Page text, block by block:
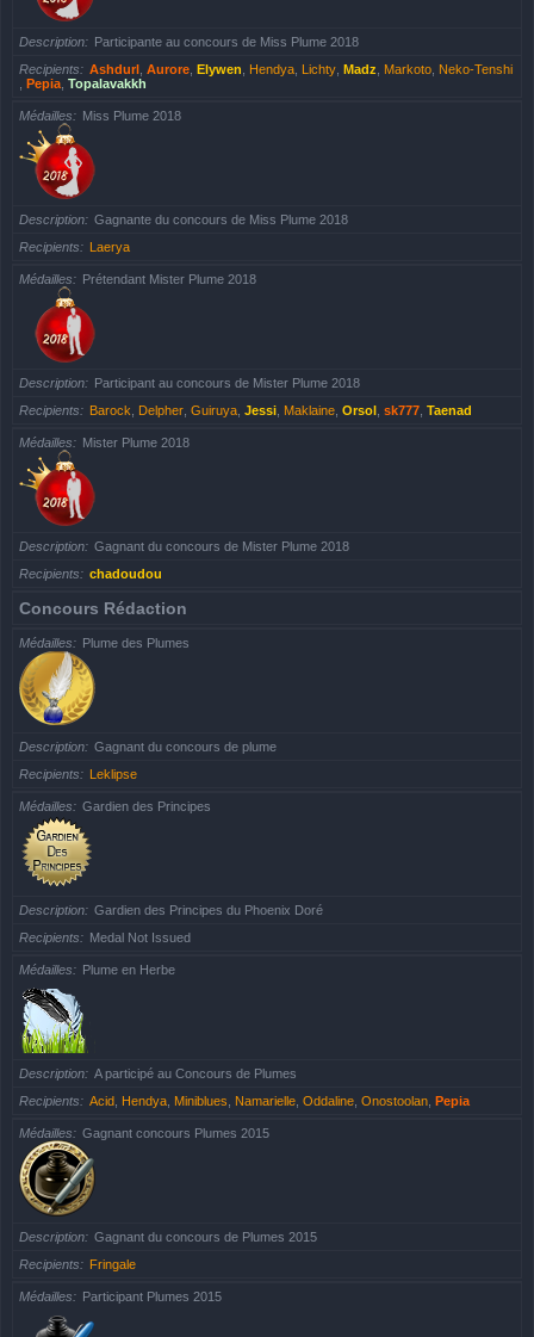
Description
Participante au concours de Miss Plume 2018
Recipients
Ashdurl Aurore Elywen Hendya Lichty Madz Markoto Neko-Tenshi
Pepia Topalavakkh
Médailles Miss Plume 2018
Description
Gagnante du concours de Miss Plume 2018
Recipients
Laerya
Médailles Prétendant Mister Plume 2018
Description
Participant au concours de Mister Plume 2018
Recipients
Barock Delpher Guiruya Jessi Maklaine Orsol sk777 Taenad
Médailles Mister Plume 2018
Description
Gagnant du concours de Mister Plume 2018
Recipients
chadoudou
Concours Rédaction
Médailles Plume des Plumes
Description
Gagnant du concours de plume
Recipients
Leklipse
Médailles Gardien des Principes
Description
Gardien des Principes du Phoenix Doré
Recipients
Medal Not Issued
Médailles Plume en Herbe
Description
A participé au Concours de Plumes
Recipients
Acid Hendya Miniblues Namarielle Oddaline Onostoolan Pepia
Médailles Gagnant concours Plumes 2015
Description
Gagnant du concours de Plumes 2015
Recipients
Fringale
Médailles Participant Plumes 2015